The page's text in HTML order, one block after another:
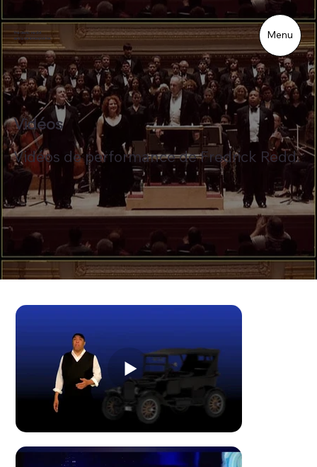
frédéric redd
artiste interprète.
Menu
Vidéos
Vidéos de performance de Fredrick Redd.